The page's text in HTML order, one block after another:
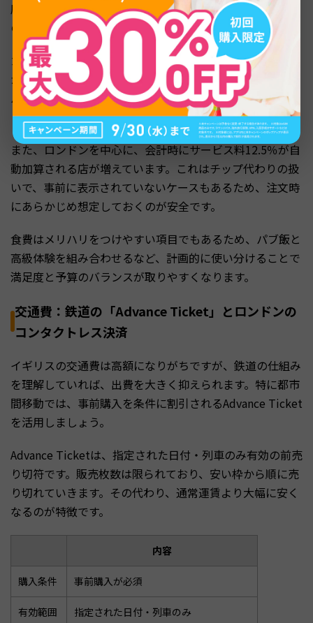
度と出費が大きく変わります。日常的な食事から観光向け
の高級体験まで、選択肢が多いのが特徴です。
カジュアルなパブでの食事は、約20ポンド（約4,200円）
からが目安です。一方、内装や料理にこだわったガストロ
パブや、ホテルで楽しむ本場のアフタヌーンティーになる
と、75ポンド（約15,800円）以上かかることもあります。
また、ロンドンを中心に、会計時にサービス料12.5％が自
動加算される店が増えています。これはチップ代わりの扱
いで、事前に表示されていないケースもあるため、注文時
にあらかじめ想定しておくのが安全です。
食費はメリハリをつけやすい項目でもあるため、パブ飯と
高級体験を組み合わせるなど、計画的に使い分けることで
満足度と予算のバランスが取りやすくなります。
交通費：鉄道の「Advance Ticket」とロンドンの
コンタクトレス決済
イギリスの交通費は高額になりがちですが、鉄道の仕組み
を理解していれば、出費を大きく抑えられます。特に都市
間移動では、事前購入を条件に割引されるAdvance Ticket
を活用しましょう。
Advance Ticketは、指定された日付・列車のみ有効の前売
り切符です。販売枚数は限られており、安い枠から順に売
り切れていきます。その代わり、通常運賃より大幅に安く
なるのが特徴です。
内容
購入条件 事前購入が必須
有効範囲 指定された日付・列車のみ